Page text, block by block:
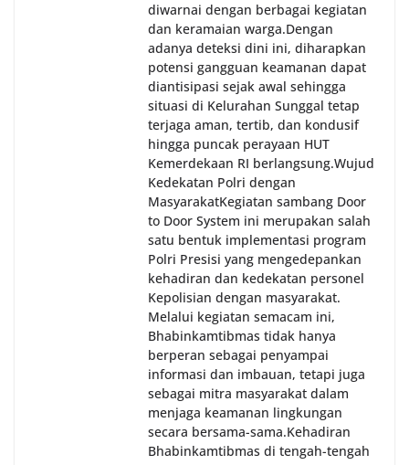
diwarnai dengan berbagai kegiatan
dan keramaian warga.‎‎Dengan
adanya deteksi dini ini, diharapkan
potensi gangguan keamanan dapat
diantisipasi sejak awal sehingga
situasi di Kelurahan Sunggal tetap
terjaga aman, tertib, dan kondusif
hingga puncak perayaan HUT
Kemerdekaan RI berlangsung.‎‎Wujud
Kedekatan Polri dengan
Masyarakat‎Kegiatan sambang Door
to Door System ini merupakan salah
satu bentuk implementasi program
Polri Presisi yang mengedepankan
kehadiran dan kedekatan personel
Kepolisian dengan masyarakat.
Melalui kegiatan semacam ini,
Bhabinkamtibmas tidak hanya
berperan sebagai penyampai
informasi dan imbauan, tetapi juga
sebagai mitra masyarakat dalam
menjaga keamanan lingkungan
secara bersama-sama.‎‎Kehadiran
Bhabinkamtibmas di tengah-tengah